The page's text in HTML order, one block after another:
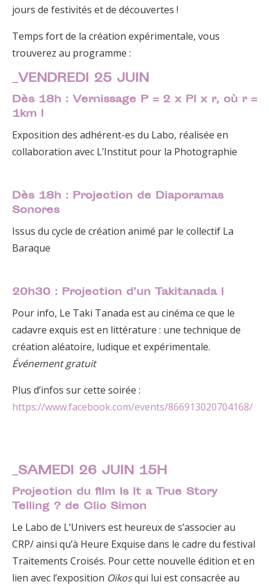
jours de festivités et de découvertes !
Temps fort de la création expérimentale, vous
trouverez au programme :
_VENDREDI 25 JUIN
Dès 18h : Vernissage P = 2 x PI x r, où r =
1km !
Exposition des adhérent-es du Labo, réalisée en
collaboration avec L’Institut pour la Photographie
Dès 18h : Projection de Diaporamas
Sonores
Issus du cycle de création animé par le collectif La
Baraque
20h30 : Projection d’un Takitanada !
Pour info, Le Taki Tanada est au cinéma ce que le
cadavre exquis est en littérature : une technique de
création aléatoire, ludique et expérimentale.
Événement gratuit
Plus d’infos sur cette soirée :
https://www.facebook.com/events/866913020704168/
_SAMEDI 26 JUIN 15H
Projection du film Is It a True Story
Telling ? de Clio Simon
Le Labo de L’Univers est heureux de s’associer au
CRP/ ainsi qu’à Heure Exquise dans le cadre du festival
Traitements Croisés. Pour cette nouvelle édition et en
lien avec l’exposition Oïkosqui lui est consacrée au